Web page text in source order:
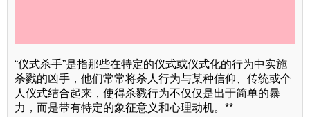
“仪式杀手”是指那些在特定的仪式或仪式化的行为中实施
杀戮的凶手，他们常常将杀人行为与某种信仰、传统或个
人仪式结合起来，使得杀戮行为不仅仅是出于简单的暴
力，而是带有特定的象征意义和心理动机。**